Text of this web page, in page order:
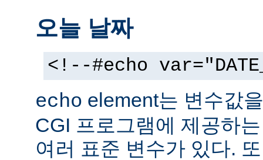
오늘 날짜
<!--#echo
echo element는 변수값
CGI 프로그램에 제공하
여러 표준 변수가 있다.